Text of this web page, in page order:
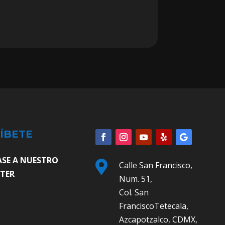
A NUESTRO

Calle San Francisco,
Num. 51,
Col. San
FranciscoTetecala,
Azcapotzalco, CDMX,